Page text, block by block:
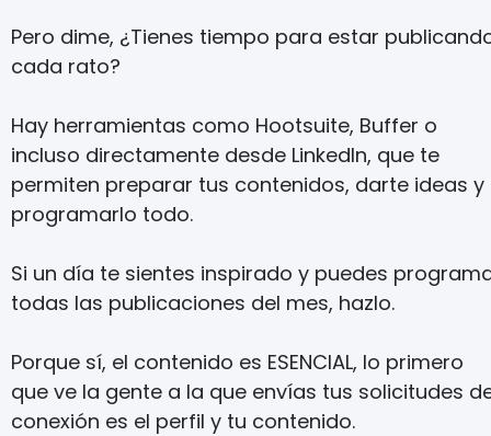
Pero dime, ¿Tienes tiempo para estar
cada rato?
Hay herramientas como Hootsuite, Buffer o
incluso directamente desde LinkedIn, que te
permiten preparar tus contenidos, darte ideas y
programarlo todo.
Si un día te sientes inspirado y puedes
todas las publicaciones del mes, hazlo.
Porque sí, el contenido es ESENCIAL, lo primero
que ve la gente a la que envías tus solicitudes
conexión es el perfil y tu contenido.